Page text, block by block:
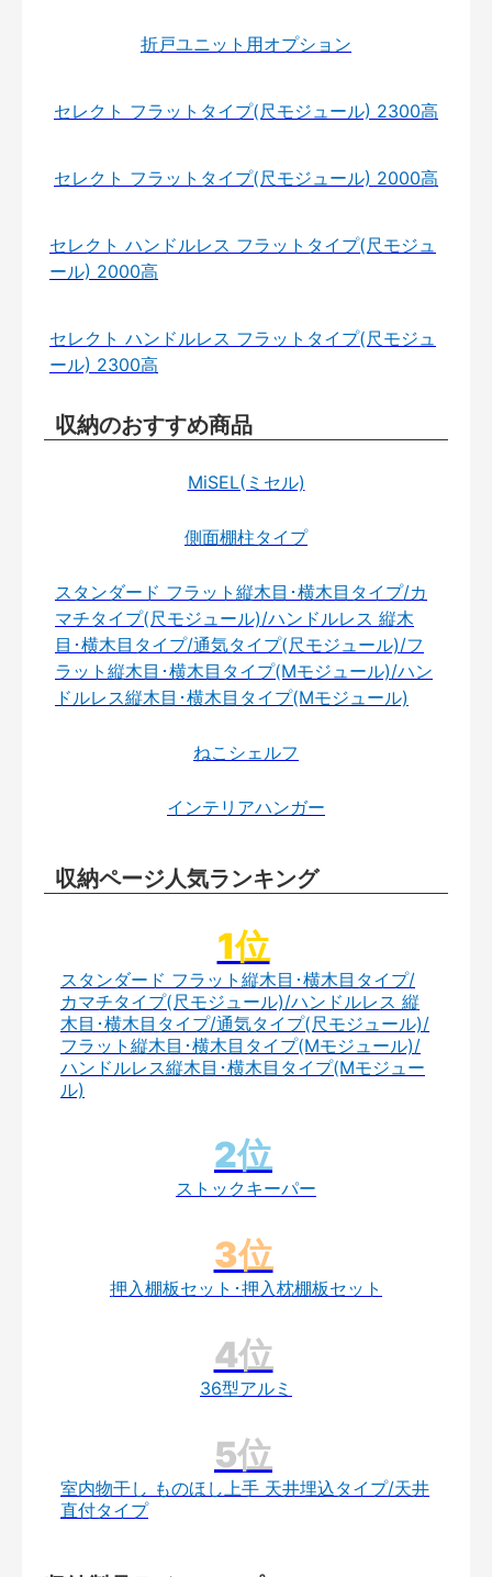
折戸ユニット用オプション
セレクト フラットタイプ(尺モジュール) 2300高
セレクト フラットタイプ(尺モジュール) 2000高
セレクト ハンドルレス フラットタイプ(尺モジュ
ール) 2000高
セレクト ハンドルレス フラットタイプ(尺モジュ
ール) 2300高
収納のおすすめ商品
MiSEL(ミセル)
側面棚柱タイプ
スタンダード フラット縦木目･横木目タイプ/カ
マチタイプ(尺モジュール)/ハンドルレス 縦木
目･横木目タイプ/通気タイプ(尺モジュール)/フ
ラット縦木目･横木目タイプ(Mモジュール)/ハン
ドルレス縦木目･横木目タイプ(Mモジュール)
ねこシェルフ
インテリアハンガー
収納ページ人気ランキング
スタンダード フラット縦木目･横木目タイプ/
カマチタイプ(尺モジュール)/ハンドルレス 縦
木目･横木目タイプ/通気タイプ(尺モジュール)/
フラット縦木目･横木目タイプ(Mモジュール)/
ハンドルレス縦木目･横木目タイプ(Mモジュー
ル)
ストックキーパー
押入棚板セット･押入枕棚板セット
36型アルミ
室内物干し ものほし上手 天井埋込タイプ/天井
直付タイプ